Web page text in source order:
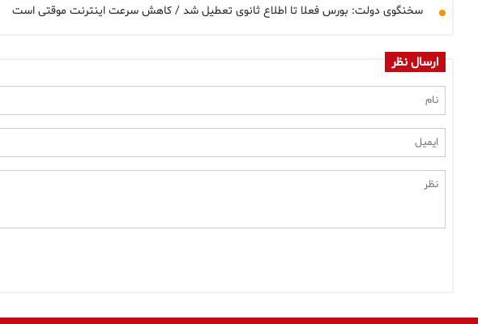
سخنگوی دولت: بورس فعلا تا اطلاع ثانوی تعطیل شد / کاهش سرعت اینترنت موقتی است
ارسال نظر